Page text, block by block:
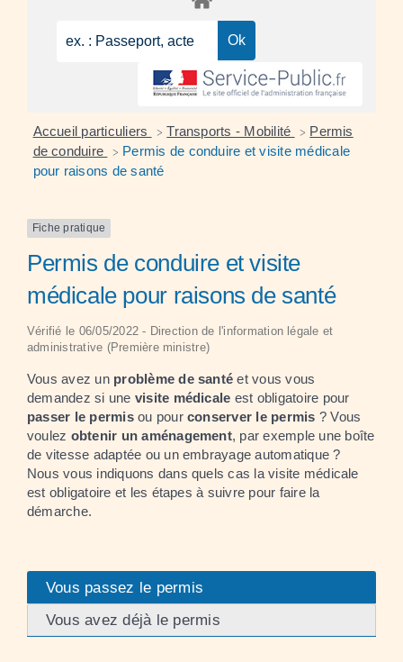
Accueil particuliers > Transports - Mobilité > Permis
de conduire
> Permis de conduire et visite médicale
pour raisons de santé
Fiche pratique
Permis de conduire et visite
médicale pour raisons de santé
Vérifié le 06/05/2022 - Direction de l'information légale et
administrative (Première ministre)
Vous avez un problème de santé et vous vous
demandez si une visite médicale est obligatoire pour
passer le permisou pourconserver le permis ? Vous
voulez obtenir un aménagement, par exemple une boîte
de vitesse adaptée ou un embrayage automatique ?
Nous vous indiquons dans quels cas la visite médicale
est obligatoire et les étapes à suivre pour faire la
démarche.
Vous passez le permis
Vous avez déjà le permis